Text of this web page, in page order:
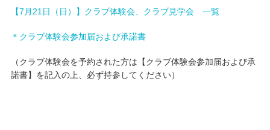
【7月21日（日）】クラブ体験会、クラブ見学会 一覧
＊クラブ体験会参加届および承諾書
（クラブ体験会を予約された方は【クラブ体験会参加届および承
諾書】を記入の上、必ず持参してください）